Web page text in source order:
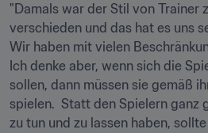
"Damals war der Stil von Trainer
verschieden und das hat es uns
Wir haben mit vielen
Ich denke aber, wenn sich die
sollen, dann müssen sie gemäß
spielen.  Statt den Spielern ganz
zu tun und zu lassen haben,